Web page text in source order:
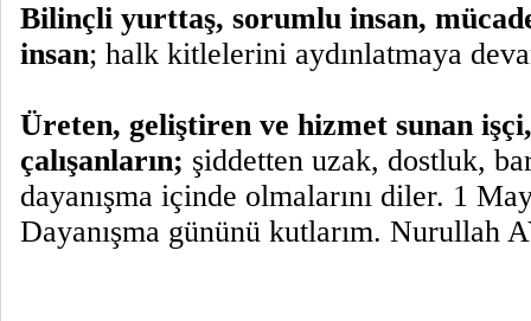
Bilinçli yurttaş, sorumlu insan,
insan; halk kitlelerini aydınlatmaya
Üreten, geliştiren ve hizmet sunan
çalışanların; şiddetten uzak, dostluk,
dayanışma içinde olmalarını diler. 1
Dayanışma gününü kutlarım. Nurullah